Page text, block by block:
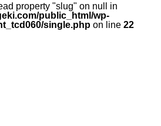
property "slug" on null in
public_html/wp-
single.php on line 22